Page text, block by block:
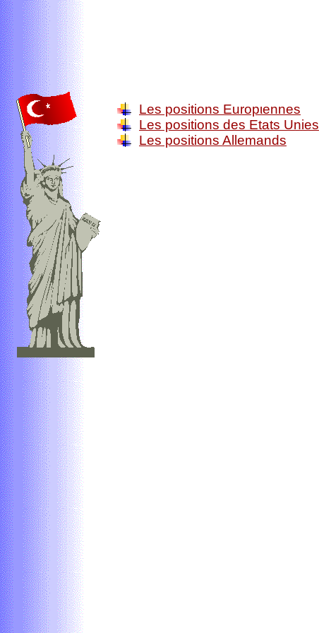
Les positions Europιennes
Les positions des Etats Unies
Les positions Allemands